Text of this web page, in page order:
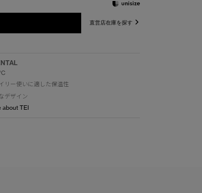
直営店在庫を探す
リー使いに適した保温性
デザイン
about TEI